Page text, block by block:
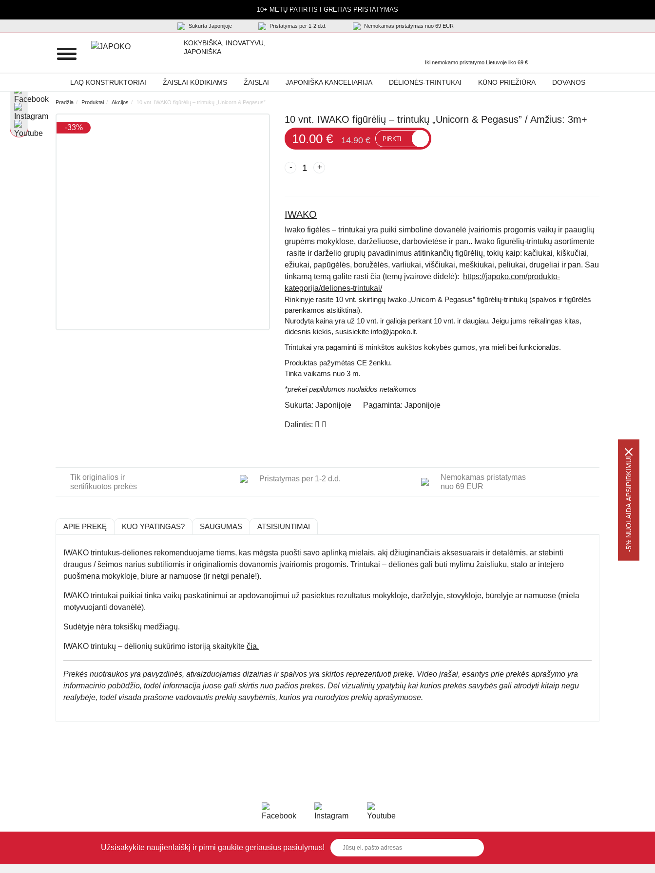
10+ METŲ PATIRTIS I GREITAS PRISTATYMAS
Sukurta Japonijoje Pristatymas per 1-2 d.d. Nemokamas pristatymas nuo 69 EUR
KOKYBIŠKA, INOVATYVU,
JAPONIŠKA
Iki nemokamo pristatymo Lietuvoje liko 69 €
LAQ KONSTRUKTORIAI ŽAISLAI KŪDIKIAMS ŽAISLAI JAPONIŠKA KANCELIARIJA DĖLIONĖS-TRINTUKAI KŪNO PRIEŽIŪRA DOVANOS
Pradžia Produktai Akcijos 10 vnt. IWAKO figūrėlių – trintukų „Unicorn & Pegasus”
-33%
10 vnt. IWAKO figūrėlių – trintukų „Unicorn & Pegasus” / Amžius: 3m+
10.00 € 14.90 € PIRKTI
- +
IWAKO
Iwako figėlės – trintukai yra puiki simbolinė dovanėlė įvairiomis progomis vaikų ir paauglių
grupėms mokyklose, darželiuose, darbovietėse ir pan.. Iwako figūrėlių-trintukų asortimente
rasite ir darželio grupių pavadinimus atitinkančių figūrėlių, tokių kaip: kačiukai, kiškučiai,
ežiukai, papūgėlės, boružėlės, varliukai, viščiukai, meškiukai, peliukai, drugeliai ir pan. Sau
tinkamą temą galite rasti čia (temų įvairovė didelė):
https://japoko.com/produkto-
kategorija/deliones-trintukai/
Rinkinyje rasite 10 vnt. skirtingų Iwako „Unicorn & Pegasus” figūrėlių-trintukų (spalvos ir figūrėlės
parenkamos atsitiktinai).
Nurodyta kaina yra už 10 vnt. ir galioja perkant 10 vnt. ir daugiau. Jeigu jums reikalingas kitas,
didesnis kiekis, susisiekite info@japoko.lt.
Trintukai yra pagaminti iš minkštos aukštos kokybės gumos, yra mieli bei funkcionalūs.
Produktas pažymėtas CE ženklu.
Tinka vaikams nuo 3 m.
*prekei papildomos nuolaidos netaikomos
Sukurta: Japonijoje Pagaminta: Japonijoje
Dalintis:
Tik originalios ir
sertifikuotos prekės
Pristatymas per 1-2 d.d.
Nemokamas pristatymas
nuo 69 EUR
APIE PREKĘ KUO YPATINGAS? SAUGUMAS ATSISIUNTIMAI
IWAKO trintukus-dėliones rekomenduojame tiems, kas mėgsta puošti savo aplinką mielais, akį džiuginančiais aksesuarais ir detalėmis, ar stebinti
draugus / šeimos narius subtiliomis ir originaliomis dovanomis įvairiomis progomis. Trintukai – dėlionės gali būti mylimu žaisliuku, stalo ar intejero
puošmena mokykloje, biure ar namuose (ir netgi penale!).
IWAKO trintukai puikiai tinka vaikų paskatinimui ar apdovanojimui už pasiektus rezultatus mokykloje, darželyje, stovykloje, būrelyje ar namuose (miela
motyvuojanti dovanėlė).
Sudėtyje nėra toksiškų medžiagų.
IWAKO trintukų – dėlionių sukūrimo istoriją skaitykite čia.
Prekės nuotraukos yra pavyzdinės, atvaizduojamas dizainas ir spalvos yra skirtos reprezentuoti prekę. Video įrašai, esantys prie prekės aprašymo yra
informacinio pobūdžio, todėl informacija juose gali skirtis nuo pačios prekės. Dėl vizualinių ypatybių kai kurios prekės savybės gali atrodyti kitaip negu
realybėje, todėl visada prašome vadovautis prekių savybėmis, kurios yra nurodytos prekių aprašymuose.
Užsisakykite naujienlaiškį ir pirmi gaukite geriausius pasiūlymus!
-5% NUOLAIDA APSIPIRKIMUI